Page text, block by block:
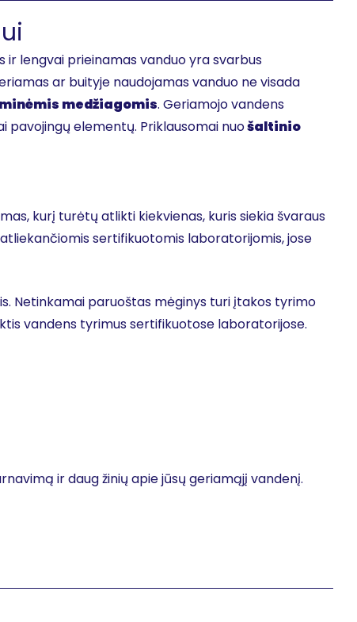
ir lengvai prieinamas vanduo yra svarbus
ar buityje naudojamas vanduo ne visada
medžiagomis. Geriamojo vandens
pavojingų elementų. Priklausomai nuošaltinio
kurį turėtų atlikti kiekvienas, kuris siekia švaraus
sertifikuotomis laboratorijomis, jose
Netinkamai paruoštas mėginys turi įtakos tyrimo
vandens tyrimus sertifikuotose laboratorijose.
ir daug žinių apie jūsų geriamąjį vandenį.